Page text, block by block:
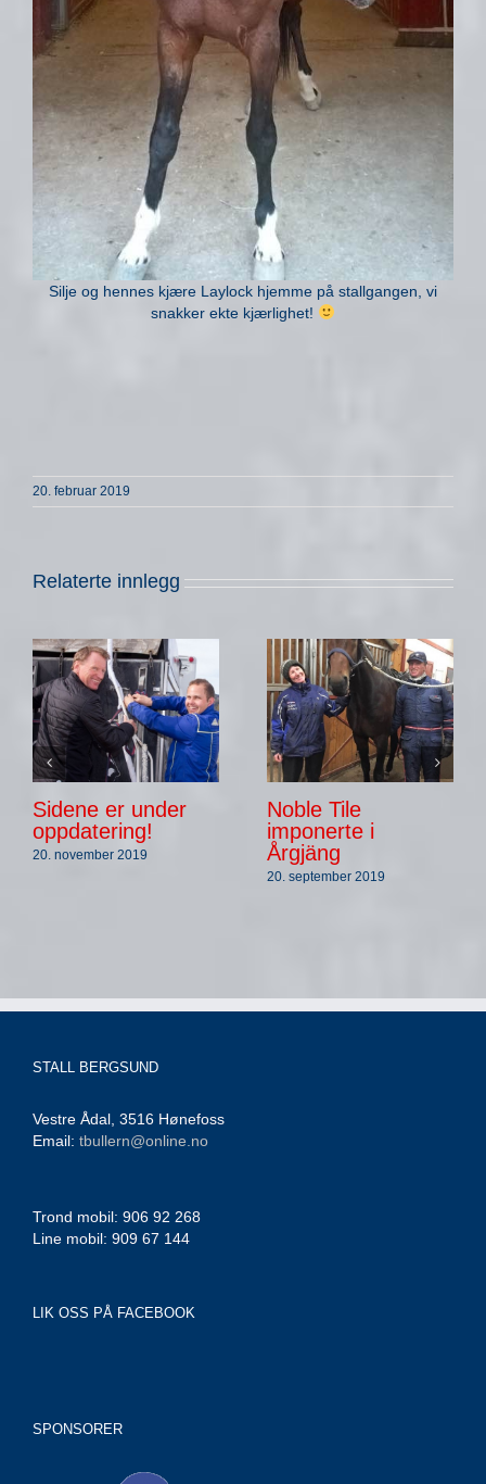
Silje og hennes kjære Laylock hjemme på stallgangen, vi
snakker ekte kjærlighet!
20. februar 2019
Relaterte innlegg
Sidene er under
oppdatering!
20. november 2019
Noble Tile
imponerte i
Årgjäng
20. september 2019
STALL BERGSUND
Vestre Ådal, 3516 Hønefoss
Email: tbullern@online.no
Trond mobil: 906 92 268
Line mobil: 909 67 144
LIK OSS PÅ FACEBOOK
SPONSORER